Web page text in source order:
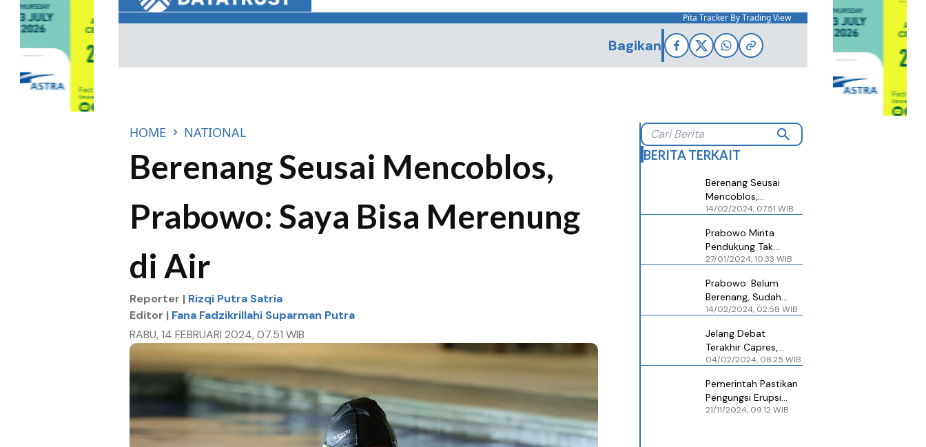
Pita Tracker By Trading View
Bagikan
HOME NATIONAL
Berenang Seusai Mencoblos,
Prabowo: Saya Bisa Merenung
di Air
Reporter | Rizqi Putra Satria
Editor | Fana Fadzikrillahi Suparman Putra
RABU, 14 FEBRUARI 2024, 07.51 WIB
BERITA TERKAIT
Berenang Seusai
Mencoblos,
Prabowo: Saya Bisa
14/02/2024, 07.51 WIB
Prabowo Minta
Pendukung Tak
Segera Pulang Seusai
27/01/2024, 10.33 WIB
Prabowo: Belum
Berenang, Sudah
Sarapan Bubur
14/02/2024, 02.58 WIB
Jelang Debat
Terakhir Capres,
Prabowo Berenang
04/02/2024, 08.25 WIB
Pemerintah Pastikan
Pengungsi Erupsi
Gunung Lewotobi
21/11/2024, 09.12 WIB